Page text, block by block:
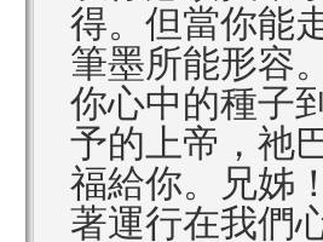
得。但當你能
筆墨所能形容
你心中的種子
予的上帝，祂
福給你。兄姊
著運行在我們